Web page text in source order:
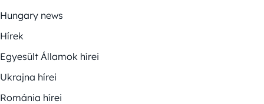
Hungary news
Hírek
Egyesült Államok hírei
Ukrajna hírei
Románia hírei